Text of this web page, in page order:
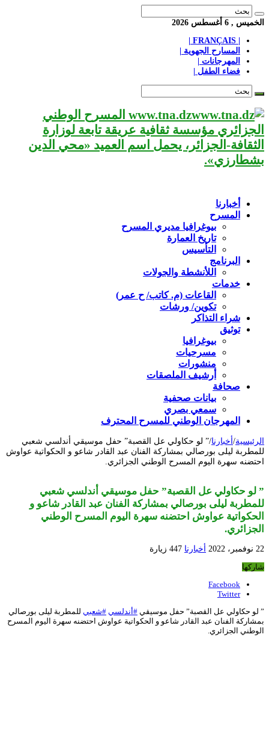
الخميس , 6 أغسطس 2026
المسارح الجهوية |
المهرجانات |
فضاء الطفل |
www.tna.dz المسرح الوطني
الجزائري مؤسسة ثقافية عريقة تابعة لوزارة
الثقافة-الجزائر، يحمل اسم العميد «محي الدين
بشطارزي».
أخبارنا
المسرح
بيوغرافيا مديري المسرح
تاريخ العمارة
التأسيس
البرنامج
اللأنشطة والجولات
خدمات
القاعات (م. كاتب/ ح عمر)
تكوين/ ورشات
شراء التذاكر
توثيق
بيوغرافيا
مسرحيات
منشورات
أرشيف الملصقات
صحافة
بيانات صحفية
سمعي بصري
المهرجان الوطني للمسرح المحترف
الرئيسية/ أخبارنا/” لو حكاولي عل القصبة” حفل موسيقي أندلسي شعبي
للمطربة ليلى بورصالي بمشاركة الفنان عبد القادر شاعو و الحكواتية عواوش
احتضنه سهرة اليوم المسرح الوطني الجزائري.
” لو حكاولي عل القصبة” حفل موسيقي أندلسي شعبي
للمطربة ليلى بورصالي بمشاركة الفنان عبد القادر شاعو و
الحكواتية عواوش احتضنه سهرة اليوم المسرح الوطني
الجزائري.
22 نوفمبر، 2022 أخبارنا 447 زيارة
شاركها
Facebook
Twitter
” لو حكاولي عل القصبة” حفل موسيقي #أندلسي #شعبي للمطربة ليلى بورصالي
بمشاركة الفنان عبد القادر شاعو و الحكواتية عواوش احتضنه سهرة اليوم المسرح
الوطني الجزائري.